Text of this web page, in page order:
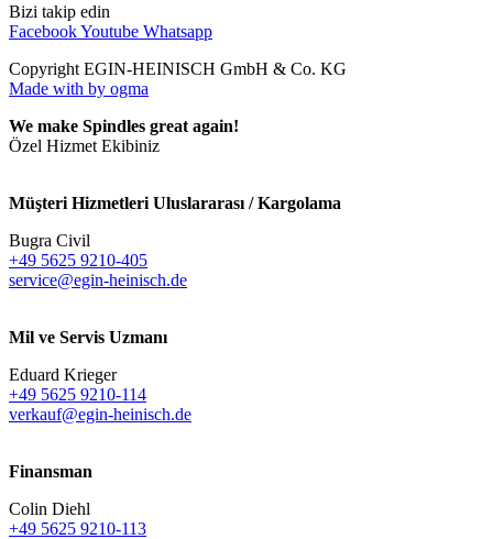
Bizi takip edin
FacebookYoutube Whatsapp
Copyright EGIN-HEINISCH GmbH & Co. KG
Made with by ogma
We make Spindles great again!
Özel Hizmet Ekibiniz
Müşteri Hizmetleri Uluslararası / Kargolama
Bugra Civil
+49 5625 9210-405
service@egin-heinisch.de
Mil ve Servis Uzmanı
Eduard Krieger
+49 5625 9210-114
verkauf@egin-heinisch.de
Finansman
Colin Diehl
+49 5625 9210-113